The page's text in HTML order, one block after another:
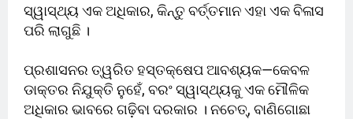
ସ୍ୱାସ୍ଥ୍ୟ ଏକ ଅଧିକାର, କିନ୍ତୁ ବର୍ତ୍ତମାନ ଏହା ଏକ ବିଳାସ
ପରି ଲାଗୁଛି ।
ପ୍ରଶାସନର ତ୍ୱରିତ ହସ୍ତକ୍ଷେପ ଆବଶ୍ୟକ—କେବଳ
ଡାକ୍ତର ନିଯୁକ୍ତି ନୁହେଁ, ବରଂ ସ୍ୱାସ୍ଥ୍ୟକୁ ଏକ ମୌଳିକ
ଅଧିକାର ଭାବରେ ଗଢ଼ିବା ଦରକାର । ନଚେତ୍, ବାଣିଗୋଛା